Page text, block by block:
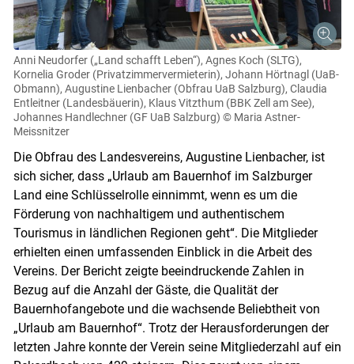
Skip to main content
Anni Neudorfer („Land schafft Leben“), Agnes Koch (SLTG),
Kornelia Groder (Privatzimmervermieterin), Johann Hörtnagl (UaB-
Obmann), Augustine Lienbacher (Obfrau UaB Salzburg), Claudia
Entleitner (Landesbäuerin), Klaus Vitzthum (BBK Zell am See),
Johannes Handlechner (GF UaB Salzburg) © Maria Astner-
Meissnitzer
Die Obfrau des Landesvereins, Augustine Lienbacher, ist
sich sicher, dass „Urlaub am Bauernhof im Salzburger
Land eine Schlüsselrolle einnimmt, wenn es um die
Förderung von nachhaltigem und authentischem
Tourismus in ländlichen Regionen geht“. Die Mitglieder
erhielten einen umfassenden Einblick in die Arbeit des
Vereins. Der Bericht zeigte beeindruckende Zahlen in
Bezug auf die Anzahl der Gäste, die Qualität der
Bauernhofangebote und die wachsende Beliebtheit von
„Urlaub am Bauernhof“. Trotz der Herausforderungen der
letzten Jahre konnte der Verein seine Mitgliederzahl auf ein